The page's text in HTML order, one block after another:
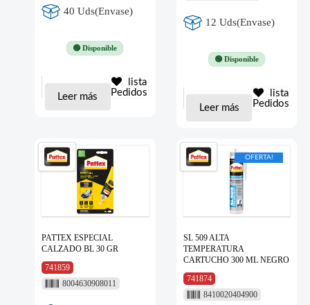
40 Uds(Envase)
🟢 Disponible
Leer más
lista
Pedidos
12 Uds(Envase)
🟢 Disponible
Leer más
lista
Pedidos
PATTEX ESPECIAL
CALZADO BL 30 GR
741859
8004630908011
OFERTA!
SL 509 ALTA
TEMPERATURA
CARTUCHO 300 ML NEGRO
741874
8410020404900